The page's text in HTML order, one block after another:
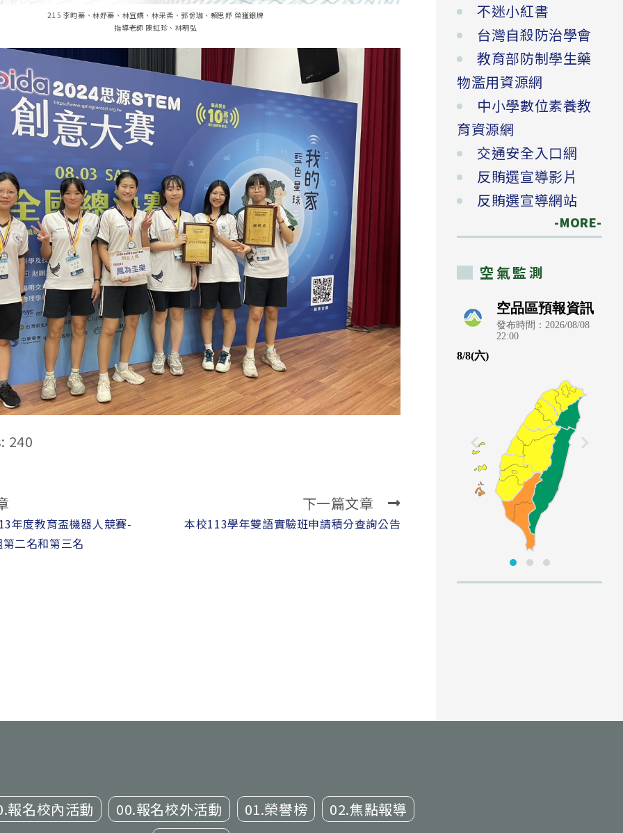
215 李昀蓁、林妤蓁、林宜嫻、林采柔、郭佾珈、賴思妤 榮獲銀牌
指導老師 陳虹珍、林明弘
240
年度教育盃機器人競賽-
二名和第三名
下一篇文章
本校113學年雙語實驗班申請積分查詢公告
不迷小紅書
台灣自殺防治學會
教育部防制學生藥
物濫用資源網
中小學數位素養教
育資源網
交通安全入口網
反賄選宣導影片
反賄選宣導網站
-MORE-
空氣監測
報名校內活動 00.報名校外活動 01.榮譽榜
02.焦點報導